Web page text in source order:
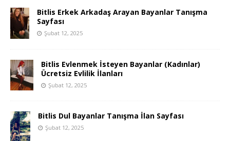
Bitlis Erkek Arkadaş Arayan Bayanlar Tanışma
Sayfası
Şubat 12, 2025
Bitlis Evlenmek İsteyen Bayanlar (Kadınlar)
Ücretsiz Evlilik İlanları
Şubat 12, 2025
Bitlis Dul Bayanlar Tanışma İlan Sayfası
Şubat 12, 2025